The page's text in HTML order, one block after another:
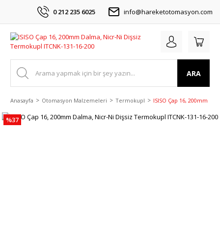
0 212 235 6025 info@hareketotomasyon.com
ARA
Anasayfa Otomasyon Malzemeleri Termokupl ISISO Çap 16, 200mm
%37